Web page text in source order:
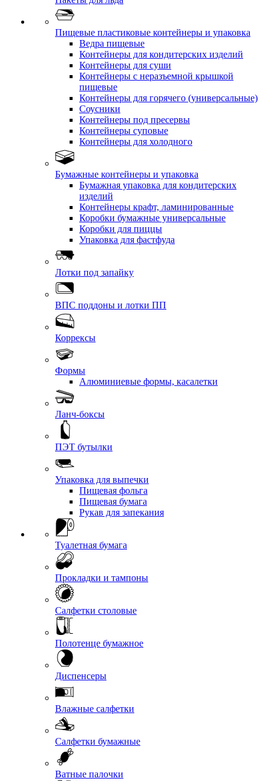
Пищевые пластиковые контейнеры и упаковка
Ведра пищевые
Контейнеры для кондитерских изделий
Контейнеры для суши
Контейнеры с неразъемной крышкой
пищевые
Контейнеры для горячего (универсальные)
Соусники
Контейнеры под пресервы
Контейнеры суповые
Контейнеры для холодного
Бумажные контейнеры и упаковка
Бумажная упаковка для кондитерских
изделий
Контейнеры крафт, ламинированные
Коробки бумажные универсальные
Коробки для пиццы
Упаковка для фастфуда
Лотки под запайку
ВПС поддоны и лотки ПП
Коррексы
Формы
Алюминиевые формы, касалетки
Ланч-боксы
ПЭТ бутылки
Упаковка для выпечки
Пищевая фольга
Пищевая бумага
Рукав для запекания
Туалетная бумага
Прокладки и тампоны
Салфетки столовые
Полотенце бумажное
Диспенсеры
Влажные салфетки
Салфетки бумажные
Ватные палочки